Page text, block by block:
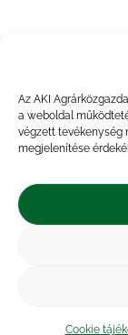
Az AKI
a weboldal
végzett tevékenység
megjelenítése
Cookie